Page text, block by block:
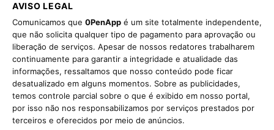
AVISO LEGAL
Comunicamos que 0PenApp é um site totalmente independente,
que não solicita qualquer tipo de pagamento para aprovação ou
liberação de serviços. Apesar de nossos redatores trabalharem
continuamente para garantir a integridade e atualidade das
informações, ressaltamos que nosso conteúdo pode ficar
desatualizado em alguns momentos. Sobre as publicidades,
temos controle parcial sobre o que é exibido em nosso portal,
por isso não nos responsabilizamos por serviços prestados por
terceiros e oferecidos por meio de anúncios.